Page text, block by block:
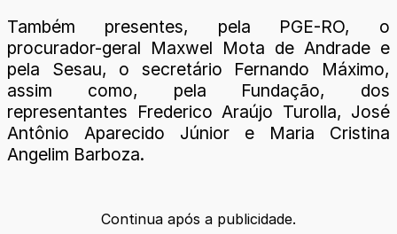
Também presentes, pela PGE-RO, o
procurador-geral Maxwel Mota de Andrade e
pela Sesau, o secretário Fernando Máximo,
assim como, pela Fundação, dos
representantes Frederico Araújo Turolla, José
Antônio Aparecido Júnior e Maria Cristina
Angelim Barboza.
Continua após a publicidade.